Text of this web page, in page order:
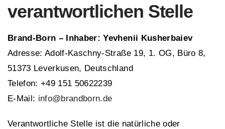
verantwortlichen Stelle
Brand-Born – Inhaber: Yevhenii Kusherbaiev
Adresse: Adolf-Kaschny-Straße 19, 1.⁠ OG, Büro 8,
51373 Leverkusen, Deutschland
Telefon: +49 151 50622239
E-Mail: info@brandborn.de
Verantwortliche Stelle ist die natürliche oder